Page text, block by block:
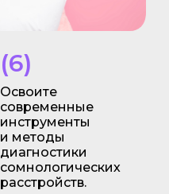
Освоите
современные
инструменты
и методы
диагностики
сомнологических
расстройств.
(6)